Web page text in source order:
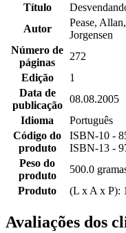
Título
Autor
Pease,
Jorgensen
Número de
páginas
272
Edição
1
Data de
publicação
08.08.2005
Idioma
Português
Código do
produto
ISBN-10 -
ISBN-13 -
Peso do
produto
500.0
Produto
(L x A x P):
Avaliações dos